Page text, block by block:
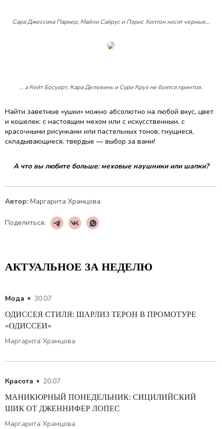
Сара Джессика Паркер, Майли Сайрус и Пэрис Хилтон носят черные…
… а Кейт Босуорт, Кара Делевинь и Сури Круз не боятся принтов.
Найти заветные «ушки» можно абсолютно на любой вкус, цвет
и кошелек: с настоящим мехом или с искусственным, с
красочными рисунками или пастельных тонов, гнущиеся,
складывающиеся, твердые — выбор за вами!
А что вы любите больше: меховые наушники или шапки?
Автор: Маргарита Храмцова
Поделиться:
АКТУАЛЬНОЕ ЗА НЕДЕЛЮ
Мода 30.07
ОДИССЕЯ СТИЛЯ: ШАРЛИЗ ТЕРОН В ПРОМОТУРЕ
«ОДИССЕИ»
Маргарита Храмцова
Красота 20.07
МАНИКЮРНЫЙ ПОНЕДЕЛЬНИК: СИЦИЛИЙСКИЙ
ШИК ОТ ДЖЕННИФЕР ЛОПЕС
Маргарита Храмцова